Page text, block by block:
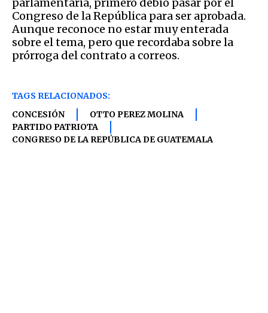
Congreso de la República para ser aprobada.
Aunque reconoce no estar muy enterada
sobre el tema, pero que recordaba sobre la
prórroga del contrato a correos.
TAGS RELACIONADOS:
CONCESIÓN
OTTO PEREZ MOLINA
PARTIDO PATRIOTA
CONGRESO DE LA REPÚBLICA DE GUATEMALA